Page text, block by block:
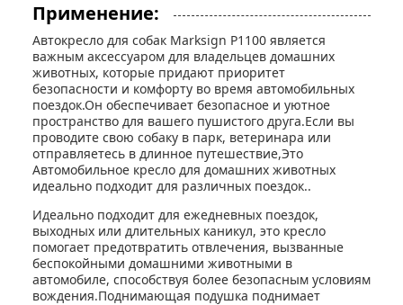
Применение:
Автокресло для собак Marksign P1100 является
важным аксессуаром для владельцев домашних
животных, которые придают приоритет
безопасности и комфорту во время автомобильных
поездок.Он обеспечивает безопасное и уютное
пространство для вашего пушистого друга.Если вы
проводите свою собаку в парк, ветеринара или
отправляетесь в длинное путешествие,Это
Автомобильное кресло для домашних животных
идеально подходит для различных поездок..
Идеально подходит для ежедневных поездок,
выходных или длительных каникул, это кресло
помогает предотвратить отвлечения, вызванные
беспокойными домашними животными в
автомобиле, способствуя более безопасным условиям
вождения.Поднимающая подушка поднимает